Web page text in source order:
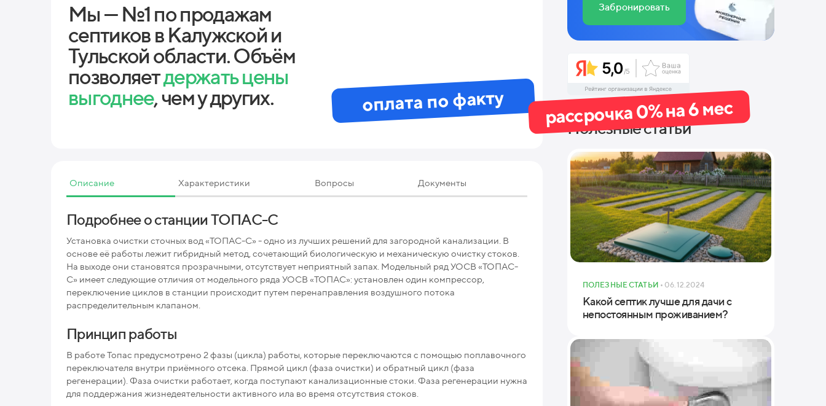
Мы — №1 по продажам
септиков в Калужской и
Тульской области. Объём
позволяетдержать цены
выгоднее, чем у других. оплата по факту рассрочка 0% на 6 мес
Описание Характеристики Вопросы Документы
Подробнее о станции ТОПАС-С
Установка очистки сточных вод «ТОПАС-С» - одно из лучших решений для загородной канализации. В
основе её работы лежит гибридный метод, сочетающий биологическую и механическую очистку стоков.
На выходе они становятся прозрачными, отсутствует неприятный запах. Модельный ряд УОСВ «ТОПАС-
С» имеет следующие отличия от модельного ряда УОСВ «ТОПАС»: установлен один компрессор,
переключение циклов в станции происходит путем перенаправления воздушного потока
распределительным клапаном.
Принцип работы
В работе Топас предусмотрено 2 фазы (цикла) работы, которые переключаются с помощью поплавочного
переключателя внутри приёмного отсека. Прямой цикл (фаза очистки) и обратный цикл (фаза
регенерации). Фаза очистки работает, когда поступают канализационные стоки. Фаза регенерации нужна
для поддержания жизнедеятельности активного ила во время отсутствия стоков.
Технические характеристики ТОПАС-С
Максимальное число проживающих
Производи­тельность
Забронировать
Полезные статьи
ПОЛЕЗНЫЕ СТАТЬИ • 06.12.2024
Какой септик лучше для дачи с
непостоянным проживанием?